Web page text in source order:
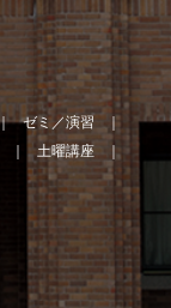
ゼミ／演習
土曜講座